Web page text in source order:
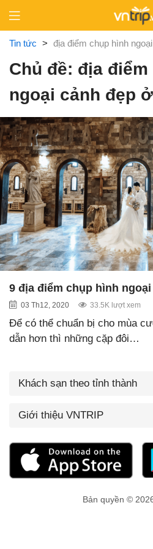
content
Tin tức > địa điểm chụp hình
Chủ đề: địa
ngoại cảnh đẹp
9 địa điểm chụp hình
03 Th12, 2020 33.5K lượt xem
Để có thể chuẩn bị cho mùa
dẫn hơn thì những cặp đôi…
Khách sạn theo tỉnh thành
Giới thiệu VNTRIP
Bản quyền ©